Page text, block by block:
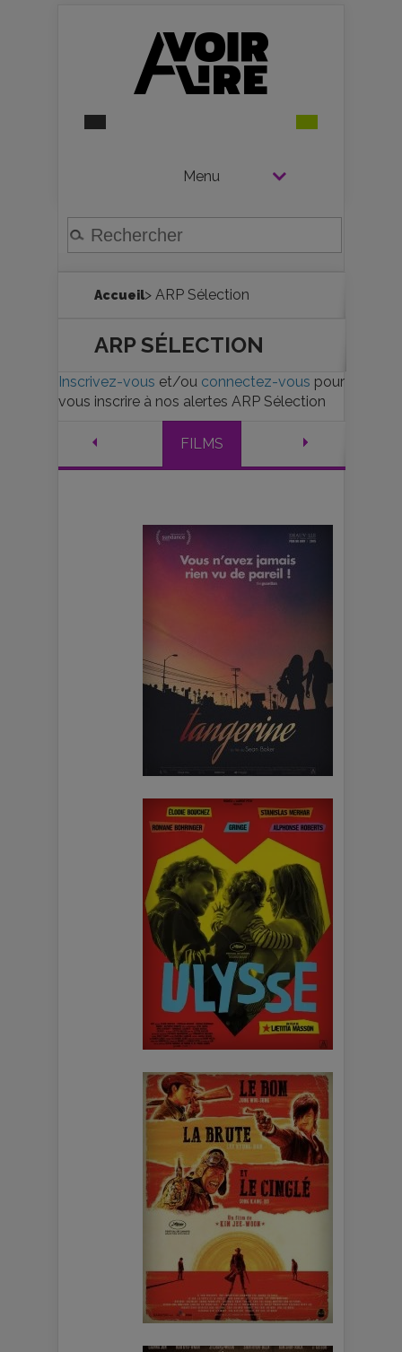
Menu
Accueil> ARP Sélection
ARP SÉLECTION
Inscrivez-vous et/ou connectez-vous pour
vous inscrire à nos alertes ARP Sélection
FILMS